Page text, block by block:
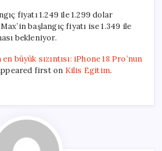
​​fiyatı 1.249 ile 1.299 dolar
başlangıç ​​fiyatı ise 1.349 ile
bekleniyor.
büyük sızıntısı: iPhone 18 Pro’nun
first on Kilis Egitim.